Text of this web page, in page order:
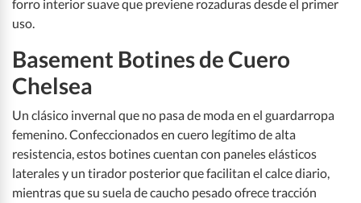
forro interior suave que previene rozaduras desde el primer
uso.
Basement Botines de Cuero
Chelsea
Un clásico invernal que no pasa de moda en el guardarropa
femenino. Confeccionados en cuero legítimo de alta
resistencia, estos botines cuentan con paneles elásticos
laterales y un tirador posterior que facilitan el calce diario,
mientras que su suela de caucho pesado ofrece tracción